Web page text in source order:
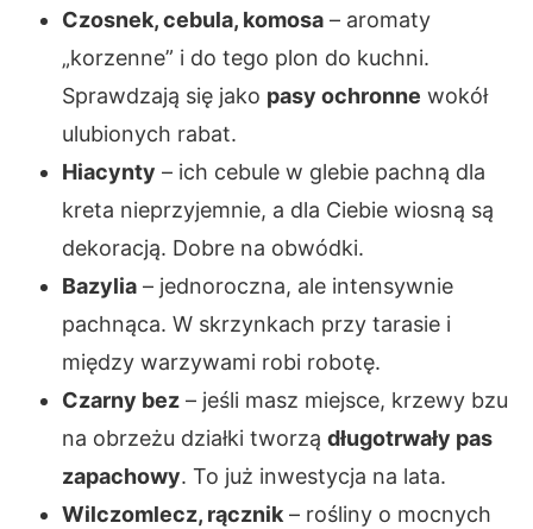
Czosnek, cebula, komosa – aromaty
„korzenne” i do tego plon do kuchni.
Sprawdzają się jako pasy ochronne wokół
ulubionych rabat.
Hiacynty – ich cebule w glebie pachną dla
kreta nieprzyjemnie, a dla Ciebie wiosną są
dekoracją. Dobre na obwódki.
Bazylia – jednoroczna, ale intensywnie
pachnąca. W skrzynkach przy tarasie i
między warzywami robi robotę.
Czarny bez – jeśli masz miejsce, krzewy bzu
na obrzeżu działki tworzą długotrwały pas
zapachowy. To już inwestycja na lata.
Wilczomlecz, rącznik – rośliny o mocnych